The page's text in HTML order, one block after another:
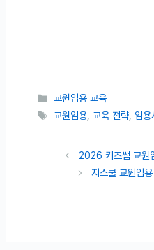
카테고리
교원임용 교육
태그
교원임용 ,교육 전략 임용
2026 키즈쌤 교원
지스쿨 교원임